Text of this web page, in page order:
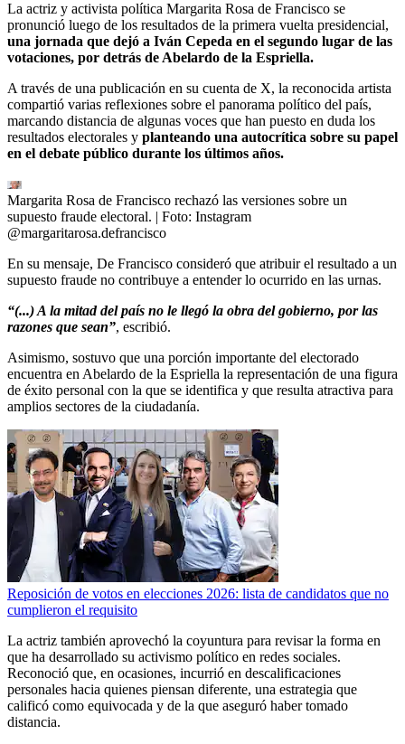
La actriz y activista política Margarita Rosa de Francisco se
pronunció luego de los resultados de la primera vuelta presidencial,
una jornada que dejó a Iván Cepeda en el segundo lugar de las
votaciones, por detrás de Abelardo de la Espriella.
A través de una publicación en su cuenta de X, la reconocida artista
compartió varias reflexiones sobre el panorama político del país,
marcando distancia de algunas voces que han puesto en duda los
resultados electorales y planteando una autocrítica sobre su papel
en el debate público durante los últimos años.
Margarita Rosa de Francisco rechazó las versiones sobre un
supuesto fraude electoral. | Foto: Instagram
@margaritarosa.defrancisco
En su mensaje, De Francisco consideró que atribuir el resultado a un
supuesto fraude no contribuye a entender lo ocurrido en las urnas.
“(...) A la mitad del país no le llegó la obra del gobierno, por las
razones que sean”, escribió.
Asimismo, sostuvo que una porción importante del electorado
encuentra en Abelardo de la Espriella la representación de una figura
de éxito personal con la que se identifica y que resulta atractiva para
amplios sectores de la ciudadanía.
Reposición de votos en elecciones 2026: lista de candidatos que no
cumplieron el requisito
La actriz también aprovechó la coyuntura para revisar la forma en
que ha desarrollado su activismo político en redes sociales.
Reconoció que, en ocasiones, incurrió en descalificaciones
personales hacia quienes piensan diferente, una estrategia que
calificó como equivocada y de la que aseguró haber tomado
distancia.